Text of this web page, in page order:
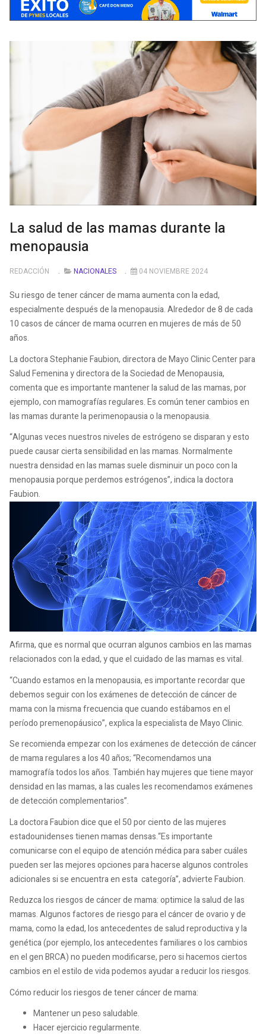
La salud de las mamas durante la
menopausia
REDACCIÓN NACIONALES 04 NOVIEMBRE 2024
Su riesgo de tener cáncer de mama aumenta con la edad,
especialmente después de la menopausia. Alrededor de 8 de cada
10 casos de cáncer de mama ocurren en mujeres de más de 50
años.
La doctora Stephanie Faubion, directora de Mayo Clinic Center para
Salud Femenina y directora de la Sociedad de Menopausia,
comenta que es importante mantener la salud de las mamas, por
ejemplo, con mamografías regulares. Es común tener cambios en
las mamas durante la perimenopausia o la menopausia.
“Algunas veces nuestros niveles de estrógeno se disparan y esto
puede causar cierta sensibilidad en las mamas. Normalmente
nuestra densidad en las mamas suele disminuir un poco con la
menopausia porque perdemos estrógenos”, indica la doctora
Faubion.
Afirma, que es normal que ocurran algunos cambios en las mamas
relacionados con la edad, y que el cuidado de las mamas es vital.
“Cuando estamos en la menopausia, es importante recordar que
debemos seguir con los exámenes de detección de cáncer de
mama con la misma frecuencia que cuando estábamos en el
período premenopáusico”, explica la especialista de Mayo Clinic.
Se recomienda empezar con los exámenes de detección de cáncer
de mama regulares a los 40 años; “Recomendamos una
mamografía todos los años. También hay mujeres que tiene mayor
densidad en las mamas, a las cuales les recomendamos exámenes
de detección complementarios”.
La doctora Faubion dice que el 50 por ciento de las mujeres
estadounidenses tienen mamas densas.“Es importante
comunicarse con el equipo de atención médica para saber cuáles
pueden ser las mejores opciones para hacerse algunos controles
adicionales si se encuentra en esta categoría”, advierte Faubion.
Reduzca los riesgos de cáncer de mama: optimice la salud de las
mamas. Algunos factores de riesgo para el cáncer de ovario y de
mama, como la edad, los antecedentes de salud reproductiva y la
genética (por ejemplo, los antecedentes familiares o los cambios
en el gen BRCA) no pueden modificarse, pero si hacemos ciertos
cambios en el estilo de vida podemos ayudar a reducir los riesgos.
Cómo reducir los riesgos de tener cáncer de mama:
Mantener un peso saludable.
Hacer ejercicio regularmente.